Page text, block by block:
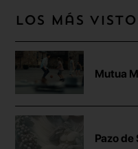
Los más
Mutua
Pazo de